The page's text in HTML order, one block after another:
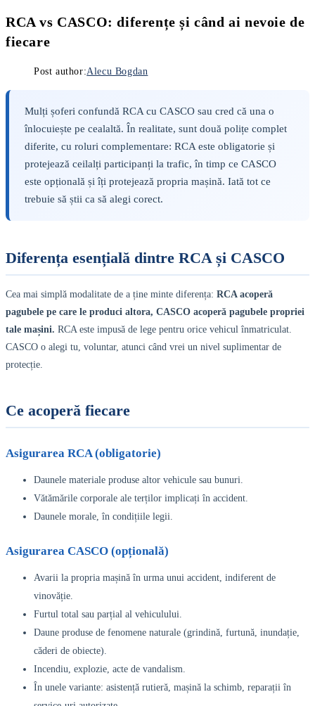
RCA vs CASCO: diferențe și când ai nevoie de
fiecare
Post author:Alecu Bogdan
Mulți șoferi confundă RCA cu CASCO sau cred că una o
înlocuiește pe cealaltă. În realitate, sunt două polițe complet
diferite, cu roluri complementare: RCA este obligatorie și
protejează ceilalți participanți la trafic, în timp ce CASCO
este opțională și îți protejează propria mașină. Iată tot ce
trebuie să știi ca să alegi corect.
Diferența esențială dintre RCA și CASCO
Cea mai simplă modalitate de a ține minte diferența: RCA acoperă
pagubele pe care le produci altora, CASCO acoperă pagubele propriei
tale mașini. RCA este impusă de lege pentru orice vehicul înmatriculat.
CASCO o alegi tu, voluntar, atunci când vrei un nivel suplimentar de
protecție.
Ce acoperă fiecare
Asigurarea RCA (obligatorie)
Daunele materiale produse altor vehicule sau bunuri.
Vătămările corporale ale terților implicați în accident.
Daunele morale, în condițiile legii.
Asigurarea CASCO (opțională)
Avarii la propria mașină în urma unui accident, indiferent de
vinovăție.
Furtul total sau parțial al vehiculului.
Daune produse de fenomene naturale (grindină, furtună, inundație,
căderi de obiecte).
Incendiu, explozie, acte de vandalism.
În unele variante: asistență rutieră, mașină la schimb, reparații în